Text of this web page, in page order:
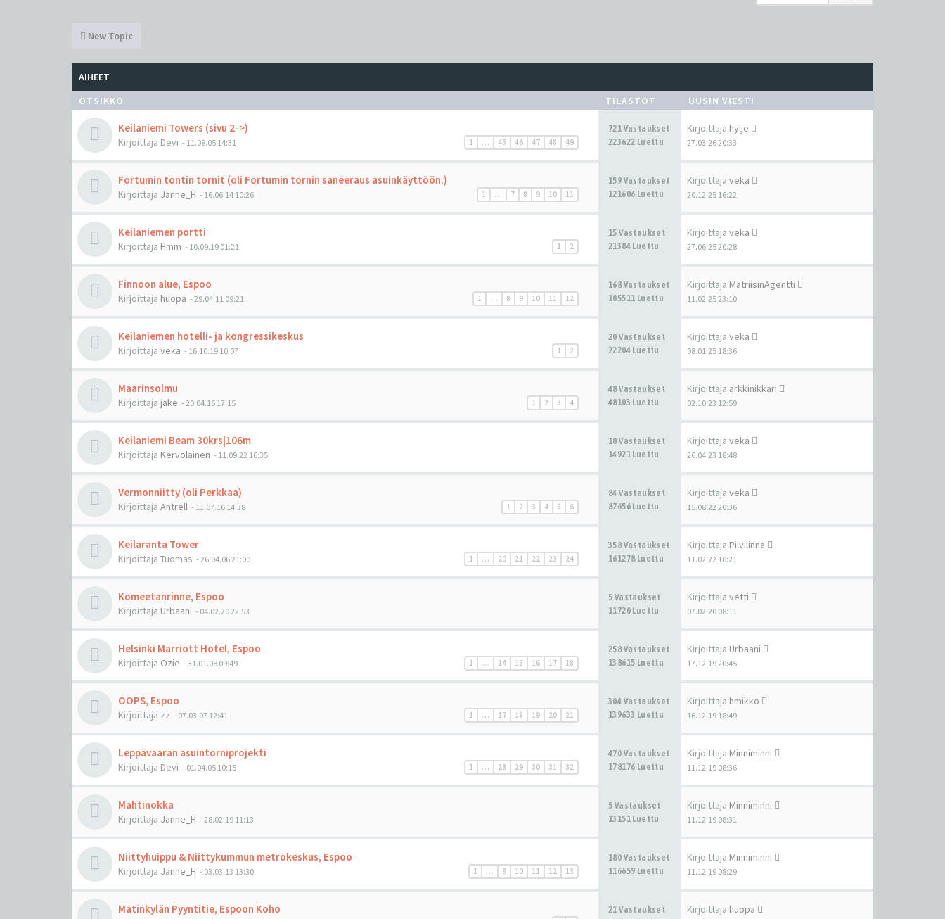
New Topic
AIHEET
OTSIKKO
TILASTOT UUSIN VIESTI
Keilaniemi Towers (sivu 2->)
1 … 45 46 47 48 49
Kirjoittaja Devi - 11.08.05 14:31
721 Vastaukset
223622 Luettu
Kirjoittaja hylje
27.03.26 20:33
Fortumin tontin tornit (oli Fortumin tornin saneeraus asuinkäyttöön.)
1 … 7 8 9 10 11
Kirjoittaja Janne_H - 16.06.14 10:26
159 Vastaukset
121606 Luettu
Kirjoittaja veka
20.12.25 16:22
Keilaniemen portti
1 2
Kirjoittaja Hmm - 10.09.19 01:21
15 Vastaukset
21384 Luettu
Kirjoittaja veka
27.06.25 20:28
Finnoon alue, Espoo
1 … 8 9 10 11 12
Kirjoittaja huopa - 29.04.11 09:21
168 Vastaukset
105511 Luettu
Kirjoittaja MatriisinAgentti
11.02.25 23:10
Keilaniemen hotelli- ja kongressikeskus
1 2
Kirjoittaja veka - 16.10.19 10:07
20 Vastaukset
22204 Luettu
Kirjoittaja veka
08.01.25 18:36
Maarinsolmu
1 2 3 4
Kirjoittaja jake - 20.04.16 17:15
48 Vastaukset
48103 Luettu
Kirjoittaja arkkinikkari
02.10.23 12:59
Keilaniemi Beam 30krs|106m
Kirjoittaja Kervolainen - 11.09.22 16:35
10 Vastaukset
14921 Luettu
Kirjoittaja veka
26.04.23 18:48
Vermonniitty (oli Perkkaa)
1 2 3 4 5 6
Kirjoittaja Antrell - 11.07.16 14:38
84 Vastaukset
87656 Luettu
Kirjoittaja veka
15.08.22 20:36
Keilaranta Tower
1 … 20 21 22 23 24
Kirjoittaja Tuomas - 26.04.06 21:00
358 Vastaukset
161278 Luettu
Kirjoittaja Pilvilinna
11.02.22 10:21
Komeetanrinne, Espoo
Kirjoittaja Urbaani - 04.02.20 22:53
5 Vastaukset
11720 Luettu
Kirjoittaja vetti
07.02.20 08:11
Helsinki Marriott Hotel, Espoo
1 … 14 15 16 17 18
Kirjoittaja Ozie - 31.01.08 09:49
258 Vastaukset
138615 Luettu
Kirjoittaja Urbaani
17.12.19 20:45
OOPS, Espoo
1 … 17 18 19 20 21
Kirjoittaja zz - 07.03.07 12:41
304 Vastaukset
139633 Luettu
Kirjoittaja hmikko
16.12.19 18:49
Leppävaaran asuintorniprojekti
1 … 28 29 30 31 32
Kirjoittaja Devi - 01.04.05 10:15
470 Vastaukset
178176 Luettu
Kirjoittaja Minniminni
11.12.19 08:36
Mahtinokka
Kirjoittaja Janne_H - 28.02.19 11:13
5 Vastaukset
13151 Luettu
Kirjoittaja Minniminni
11.12.19 08:31
Niittyhuippu & Niittykummun metrokeskus, Espoo
1 … 9 10 11 12 13
Kirjoittaja Janne_H - 03.03.13 13:30
180 Vastaukset
116659 Luettu
Kirjoittaja Minniminni
11.12.19 08:29
Matinkylän Pyyntitie, Espoon Koho
21 Vastaukset
Kirjoittaja huopa